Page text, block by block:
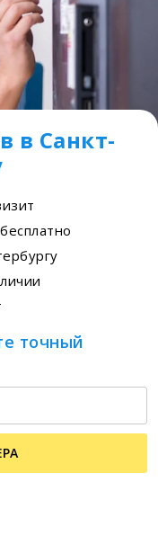
в Санкт-
точный